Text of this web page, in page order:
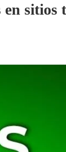
sitios